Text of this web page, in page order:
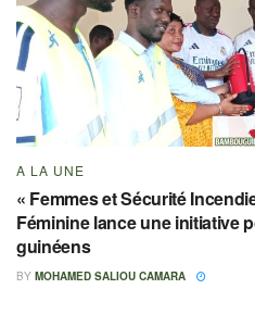
A LA UNE
« Femmes et Sécurité
Féminine lance une initiative
guinéens
BY MOHAMED SALIOU CAMARA